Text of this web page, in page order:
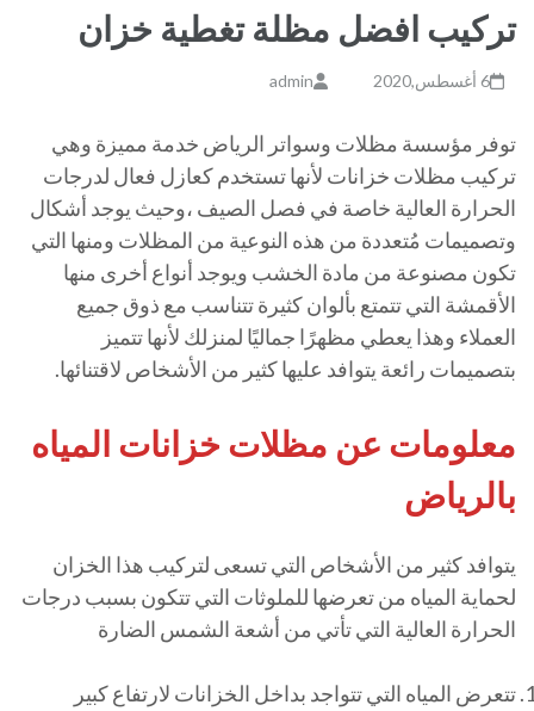
تركيب افضل مظلة تغطية خزان
6 أغسطس,2020 admin
توفر مؤسسة مظلات وسواتر الرياض خدمة مميزة وهي
تركيب مظلات خزانات لأنها تستخدم كعازل فعال لدرجات
الحرارة العالية خاصة في فصل الصيف ،وحيث يوجد أشكال
وتصميمات مُتعددة من هذه النوعية من المظلات ومنها التي
تكون مصنوعة من مادة الخشب ويوجد أنواع أخرى منها
الأقمشة التي تتمتع بألوان كثيرة تتناسب مع ذوق جميع
العملاء وهذا يعطي مظهرًا جماليًا لمنزلك لأنها تتميز
بتصميمات رائعة يتوافد عليها كثير من الأشخاص لاقتنائها.
معلومات عن مظلات خزانات المياه
بالرياض
يتوافد كثير من الأشخاص التي تسعى لتركيب هذا الخزان
لحماية المياه من تعرضها للملوثات التي تتكون بسبب درجات
الحرارة العالية التي تأتي من أشعة الشمس الضارة
تتعرض المياه التي تتواجد بداخل الخزانات لارتفاع كبير